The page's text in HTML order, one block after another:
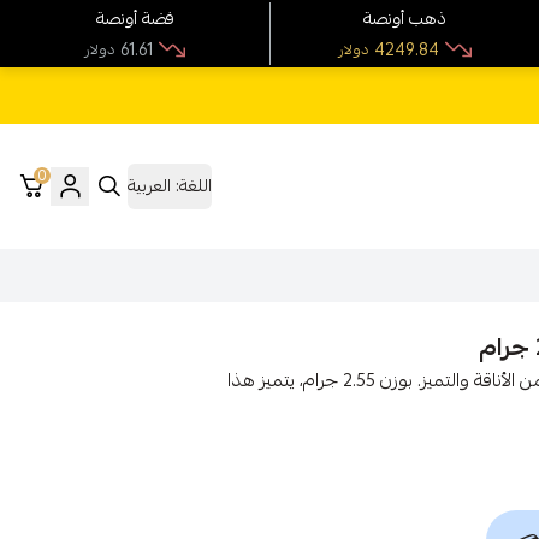
اللغة: العربية 0
انسيال ذهب عيار 18 هو الخيار المثالي لمن تبحث عن لمسة من الأناقة والتميز. بوزن 2.55 جرام، يتميز هذا
فضة أونصة
دولار 61.61
ذهب أونصة
دولار 4249.84